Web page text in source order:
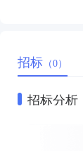
招标 （0）
招标分析